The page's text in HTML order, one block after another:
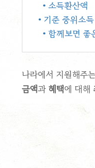
• 소득환산액
• 기준 중위소
• 함께보면 좋
나라에서 지원해주
금액과 혜택에 대해